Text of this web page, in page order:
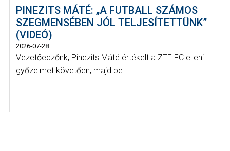
PINEZITS MÁTÉ: „A FUTBALL SZÁMOS
SZEGMENSÉBEN JÓL TELJESÍTETTÜNK”
(VIDEÓ)
2026-07-28
Vezetőedzőnk, Pinezits Máté értékelt a ZTE FC elleni
győzelmet követően, majd be...